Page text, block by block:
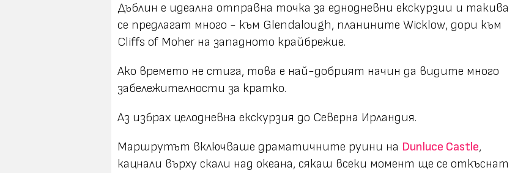
Дъблин е идеална отправна точка за еднодневни екскурзии и такива
се предлагат много - към Glendalough, планините Wicklow, дори към
Cliffs of Moher на западното крайбрежие.
Ако времето не стига, това е най-добрият начин да видите много
забележителности за кратко.
Аз избрах целодневна екскурзия до Северна Ирландия.
Маршрутът включваше драматичните руини на Dunluce Castle,
кацнали върху скали над океана, сякаш всеки момент ще се откъснат